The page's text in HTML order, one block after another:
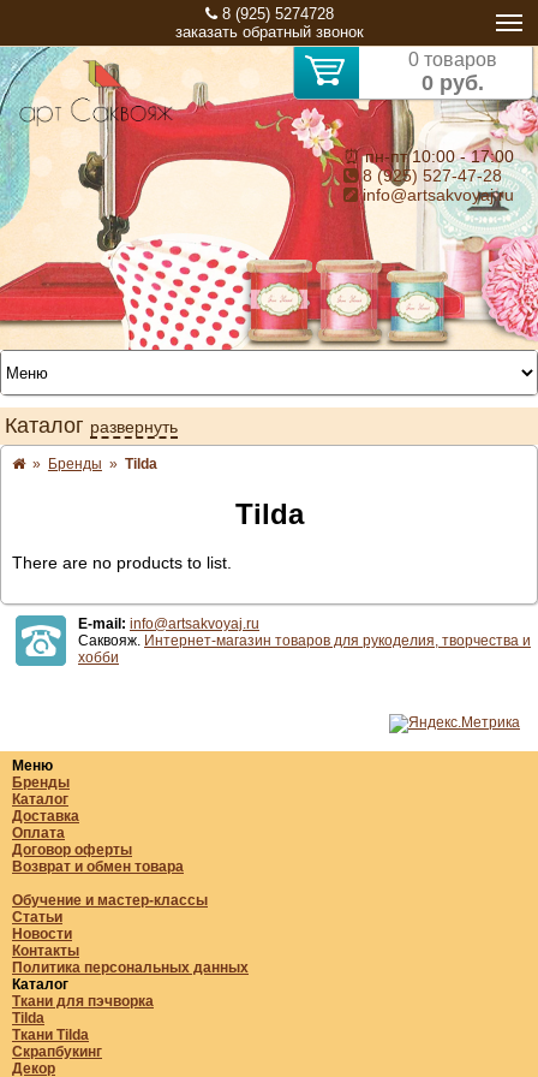
8 (925) 5274728
заказать обратный звонок
0 товаров
0 руб.
⏰ пн-пт 10:00 - 17:00
8 (925) 527-47-28
info@artsakvoyaj.ru
Каталог развернуть
» Бренды » Tilda
Tilda
There are no products to list.
E-mail: info@artsakvoyaj.ru
Саквояж. Интернет-магазин товаров для рукоделия, творчества и
хобби
Меню
Бренды
Каталог
Доставка
Оплата
Договор оферты
Возврат и обмен товара
Обучение и мастер-классы
Статьи
Новости
Контакты
Политика персональных данных
Каталог
Ткани для пэчворка
Tilda
Ткани Tilda
Скрапбукинг
Декор